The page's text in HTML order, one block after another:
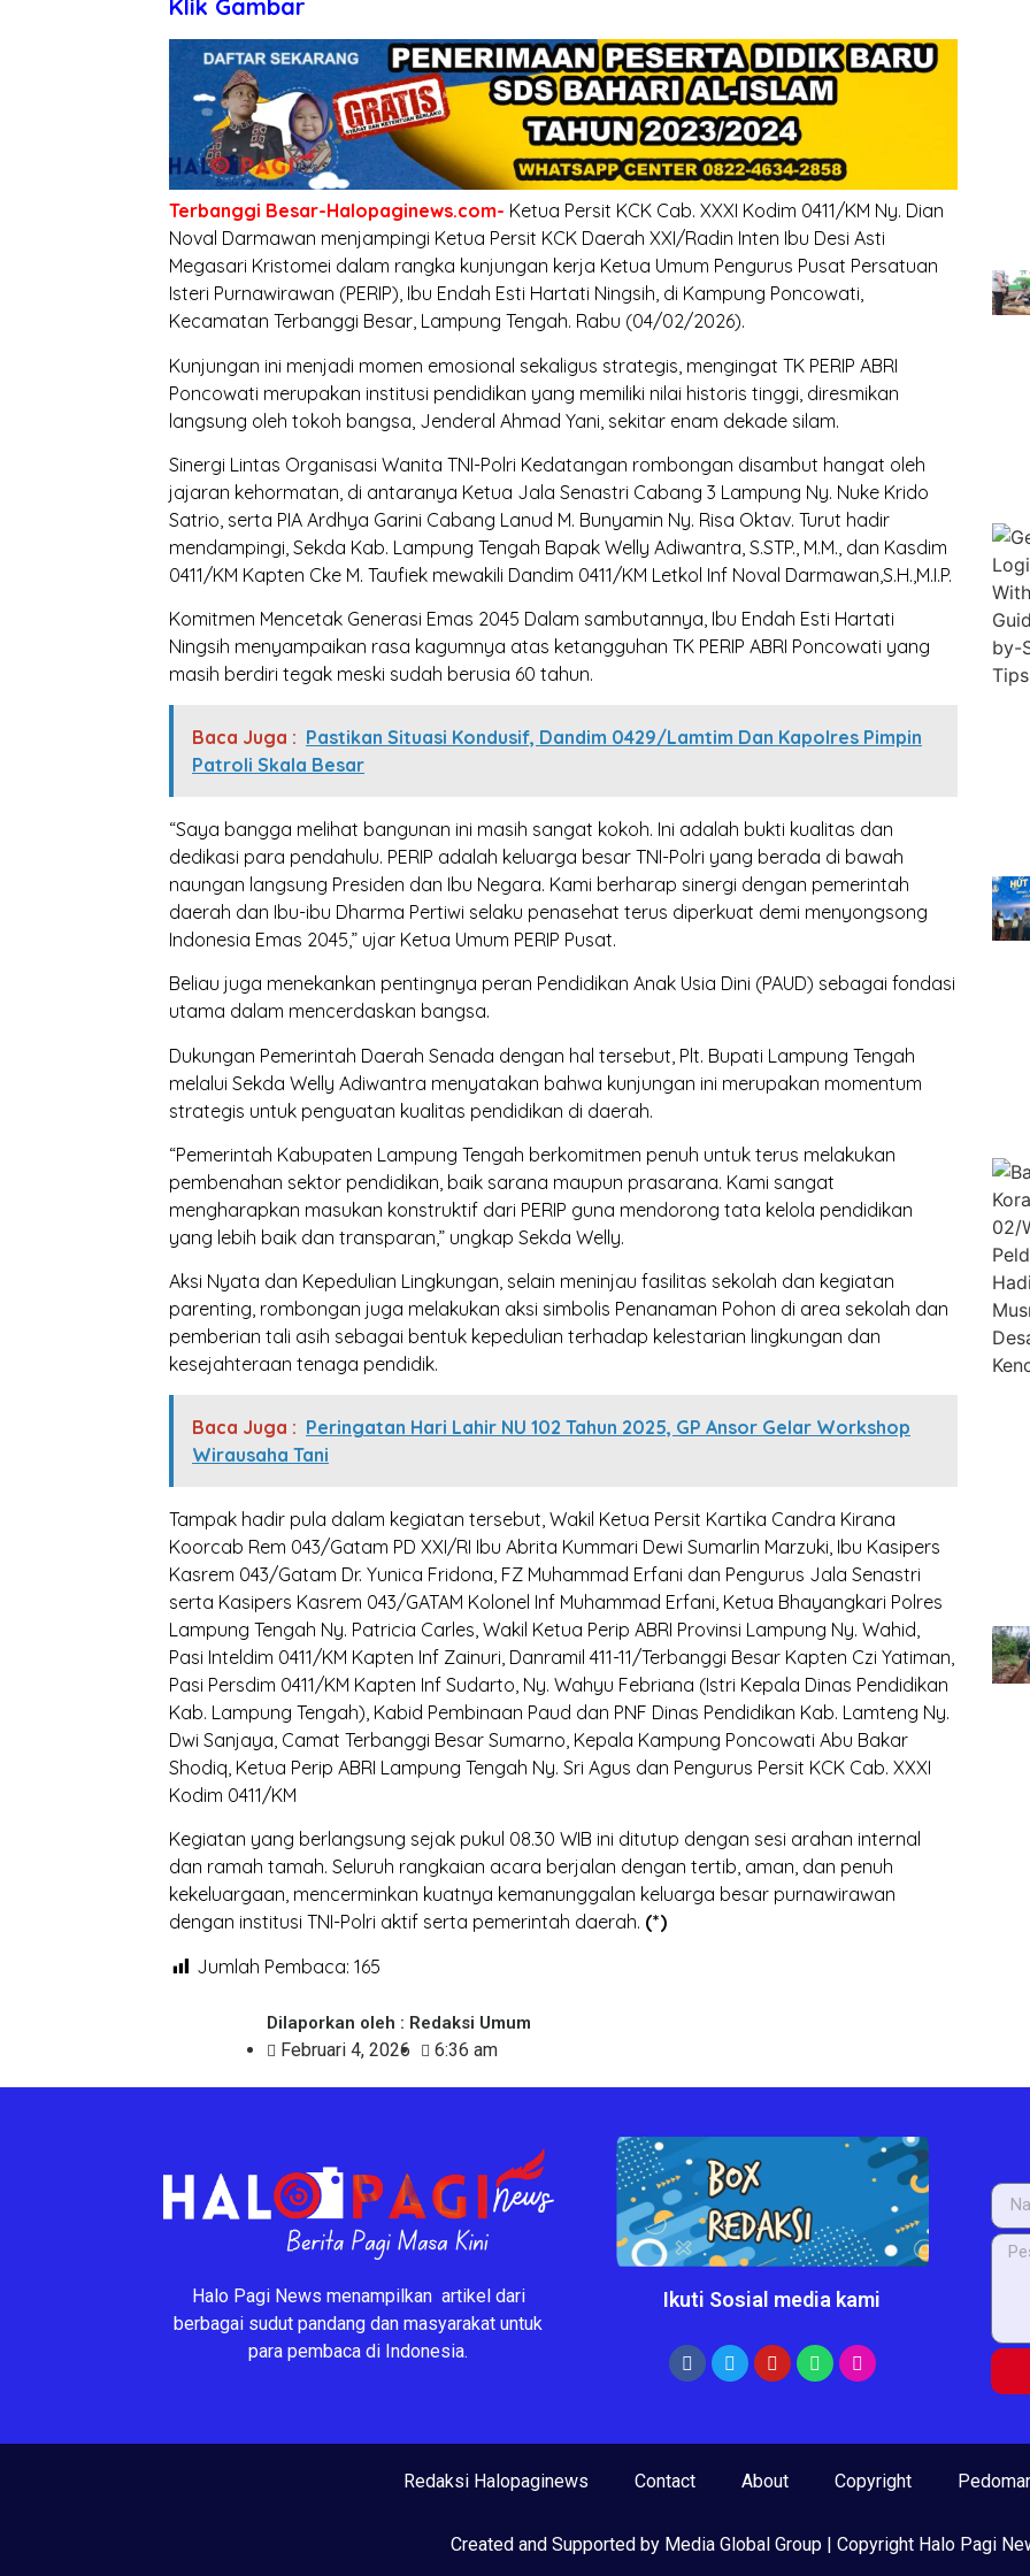
Klik Gambar
Terbanggi Besar-Halopaginews.com- Ketua Persit KCK Cab. XXXI Kodim 0411/KM Ny. Dian
Noval Darmawan menjampingi Ketua Persit KCK Daerah XXI/Radin Inten Ibu Desi Asti
Megasari Kristomei dalam rangka kunjungan kerja Ketua Umum Pengurus Pusat Persatuan
Isteri Purnawirawan (PERIP), Ibu Endah Esti Hartati Ningsih, di Kampung Poncowati,
Kecamatan Terbanggi Besar, Lampung Tengah. Rabu (04/02/2026).
Kunjungan ini menjadi momen emosional sekaligus strategis, mengingat TK PERIP ABRI
Poncowati merupakan institusi pendidikan yang memiliki nilai historis tinggi, diresmikan
langsung oleh tokoh bangsa, Jenderal Ahmad Yani, sekitar enam dekade silam.
Sinergi Lintas Organisasi Wanita TNI-Polri Kedatangan rombongan disambut hangat oleh
jajaran kehormatan, di antaranya Ketua Jala Senastri Cabang 3 Lampung Ny. Nuke Krido
Satrio, serta PIA Ardhya Garini Cabang Lanud M. Bunyamin Ny. Risa Oktav. Turut hadir
mendampingi, Sekda Kab. Lampung Tengah Bapak Welly Adiwantra, S.STP., M.M., dan Kasdim
0411/KM Kapten Cke M. Taufiek mewakili Dandim 0411/KM Letkol Inf Noval Darmawan,S.H.,M.I.P.
Komitmen Mencetak Generasi Emas 2045 Dalam sambutannya, Ibu Endah Esti Hartati
Ningsih menyampaikan rasa kagumnya atas ketangguhan TK PERIP ABRI Poncowati yang
masih berdiri tegak meski sudah berusia 60 tahun.
Baca Juga : Pastikan Situasi Kondusif, Dandim 0429/Lamtim Dan Kapolres Pimpin
Patroli Skala Besar
“Saya bangga melihat bangunan ini masih sangat kokoh. Ini adalah bukti kualitas dan
dedikasi para pendahulu. PERIP adalah keluarga besar TNI-Polri yang berada di bawah
naungan langsung Presiden dan Ibu Negara. Kami berharap sinergi dengan pemerintah
daerah dan Ibu-ibu Dharma Pertiwi selaku penasehat terus diperkuat demi menyongsong
Indonesia Emas 2045,” ujar Ketua Umum PERIP Pusat.
Beliau juga menekankan pentingnya peran Pendidikan Anak Usia Dini (PAUD) sebagai fondasi
utama dalam mencerdaskan bangsa.
Dukungan Pemerintah Daerah Senada dengan hal tersebut, Plt. Bupati Lampung Tengah
melalui Sekda Welly Adiwantra menyatakan bahwa kunjungan ini merupakan momentum
strategis untuk penguatan kualitas pendidikan di daerah.
“Pemerintah Kabupaten Lampung Tengah berkomitmen penuh untuk terus melakukan
pembenahan sektor pendidikan, baik sarana maupun prasarana. Kami sangat
mengharapkan masukan konstruktif dari PERIP guna mendorong tata kelola pendidikan
yang lebih baik dan transparan,” ungkap Sekda Welly.
Aksi Nyata dan Kepedulian Lingkungan, selain meninjau fasilitas sekolah dan kegiatan
parenting, rombongan juga melakukan aksi simbolis Penanaman Pohon di area sekolah dan
pemberian tali asih sebagai bentuk kepedulian terhadap kelestarian lingkungan dan
kesejahteraan tenaga pendidik.
Baca Juga : Peringatan Hari Lahir NU 102 Tahun 2025, GP Ansor Gelar Workshop
Wirausaha Tani
Tampak hadir pula dalam kegiatan tersebut, Wakil Ketua Persit Kartika Candra Kirana
Koorcab Rem 043/Gatam PD XXI/RI Ibu Abrita Kummari Dewi Sumarlin Marzuki, Ibu Kasipers
Kasrem 043/Gatam Dr. Yunica Fridona, FZ Muhammad Erfani dan Pengurus Jala Senastri
serta Kasipers Kasrem 043/GATAM Kolonel Inf Muhammad Erfani, Ketua Bhayangkari Polres
Lampung Tengah Ny. Patricia Carles, Wakil Ketua Perip ABRI Provinsi Lampung Ny. Wahid,
Pasi Inteldim 0411/KM Kapten Inf Zainuri, Danramil 411-11/Terbanggi Besar Kapten Czi Yatiman,
Pasi Persdim 0411/KM Kapten Inf Sudarto, Ny. Wahyu Febriana (Istri Kepala Dinas Pendidikan
Kab. Lampung Tengah), Kabid Pembinaan Paud dan PNF Dinas Pendidikan Kab. Lamteng Ny.
Dwi Sanjaya, Camat Terbanggi Besar Sumarno, Kepala Kampung Poncowati Abu Bakar
Shodiq, Ketua Perip ABRI Lampung Tengah Ny. Sri Agus dan Pengurus Persit KCK Cab. XXXI
Kodim 0411/KM
Kegiatan yang berlangsung sejak pukul 08.30 WIB ini ditutup dengan sesi arahan internal
dan ramah tamah. Seluruh rangkaian acara berjalan dengan tertib, aman, dan penuh
kekeluargaan, mencerminkan kuatnya kemanunggalan keluarga besar purnawirawan
dengan institusi TNI-Polri aktif serta pemerintah daerah. (*)
Jumlah Pembaca: 165
Dilaporkan oleh : Redaksi Umum
Februari 4, 2026 6:36 am
Halo Pagi News menampilkan artikel dari
berbagai sudut pandang dan masyarakat untuk
para pembaca di Indonesia.
Ikuti Sosial media kami
Redaksi Halopaginews Contact About Copyright
Created and Supported by Media Global Group | Copyright Halo Pagi